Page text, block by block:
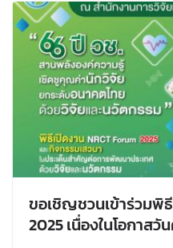
ขอเชิญชวนเข้าร่วมพิ
2025 เนื่องในโอกาส